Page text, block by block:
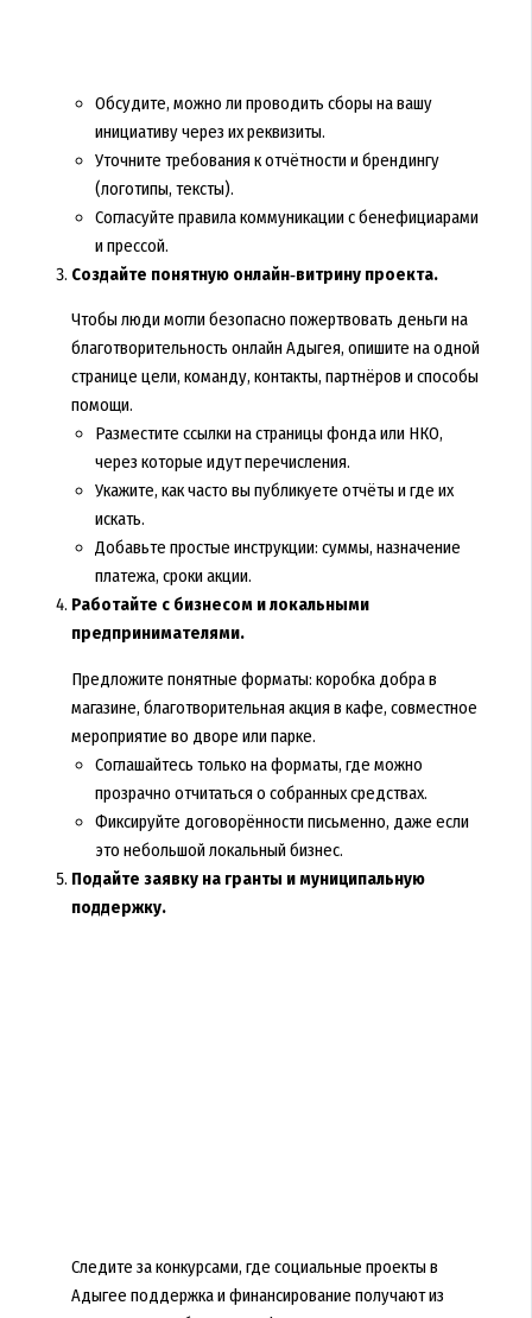
Обсудите, можно ли проводить сборы на вашу
инициативу через их реквизиты.
Уточните требования к отчётности и брендингу
(логотипы, тексты).
Согласуйте правила коммуникации с бенефициарами
и прессой.
Создайте понятную онлайн‑витрину проекта.
Чтобы люди могли безопасно пожертвовать деньги на
благотворительность онлайн Адыгея, опишите на одной
странице цели, команду, контакты, партнёров и способы
помощи.
Разместите ссылки на страницы фонда или НКО,
через которые идут перечисления.
Укажите, как часто вы публикуете отчёты и где их
искать.
Добавьте простые инструкции: суммы, назначение
платежа, сроки акции.
Работайте с бизнесом и локальными
предпринимателями.
Предложите понятные форматы: коробка добра в
магазине, благотворительная акция в кафе, совместное
мероприятие во дворе или парке.
Соглашайтесь только на форматы, где можно
прозрачно отчитаться о собранных средствах.
Фиксируйте договорённости письменно, даже если
это небольшой локальный бизнес.
Подайте заявку на гранты и муниципальную
поддержку.
Следите за конкурсами, где социальные проекты в
Адыгее поддержка и финансирование получают из